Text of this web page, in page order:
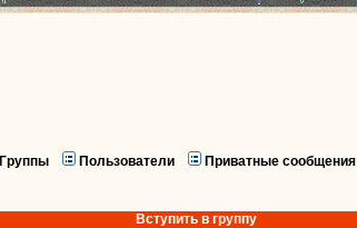
Группы Пользователи Приватные сообщения
Вступить в группу